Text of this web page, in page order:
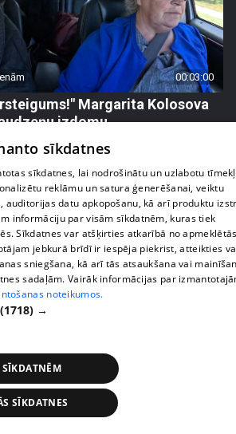
00:03:00
Margarita Kolosova
izdomu
liek atkal un atkal teikt Olgai,
sīkdatnes
sīkdatnes, lai nodrošinātu un uzlabotu
reklāmu un satura ģenerēšanai, veiktu
auditorijas datu apkopošanu, kā arī produktu
informāciju par visām sīkdatnēm, kuras tiek
Sīkdatnes var atšķirties atkarībā no
jebkurā brīdī ir iespēja piekrist, atteikties
sniegšana, kā arī tās atsaukšana vai
sadaļām. Vairāk informācijas par
noteikumos.
(1718) →
SĪKDATNES